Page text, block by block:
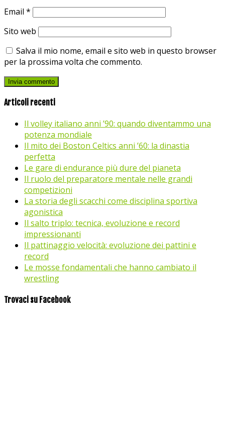
Email *
Sito web
Salva il mio nome, email e sito web in questo browser
per la prossima volta che commento.
Articoli recenti
Il volley italiano anni ’90: quando diventammo una
potenza mondiale
Il mito dei Boston Celtics anni ’60: la dinastia
perfetta
Le gare di endurance più dure del pianeta
Il ruolo del preparatore mentale nelle grandi
competizioni
La storia degli scacchi come disciplina sportiva
agonistica
Il salto triplo: tecnica, evoluzione e record
impressionanti
Il pattinaggio velocità: evoluzione dei pattini e
record
Le mosse fondamentali che hanno cambiato il
wrestling
Trovaci su Facebook